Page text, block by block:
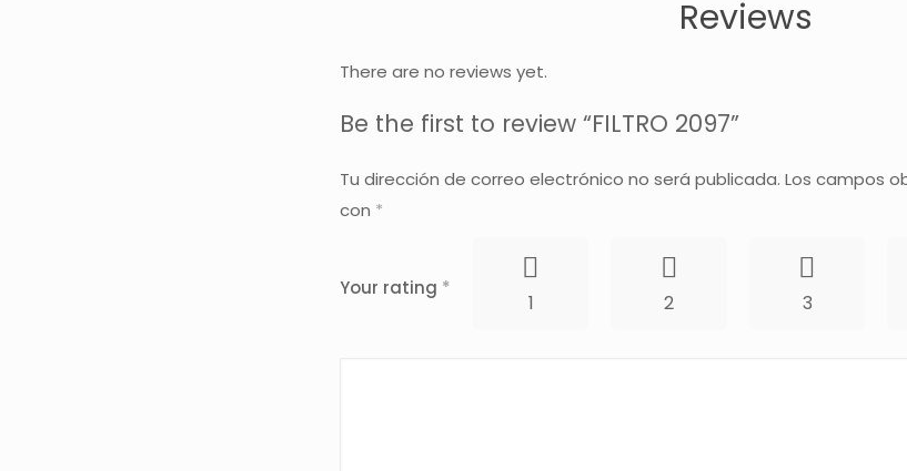
Reviews
There are no reviews yet.
Be the first to review “FILTRO 2097”
Tu dirección de correo electrónico no será publicada. Los campos
con *
Your rating *
1 2 3